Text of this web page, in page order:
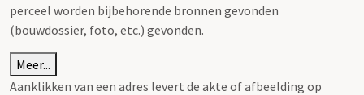
perceel worden bijbehorende bronnen gevonden
(bouwdossier, foto, etc.) gevonden.
Meer...
Aanklikken van een adres levert de akte of afbeelding op